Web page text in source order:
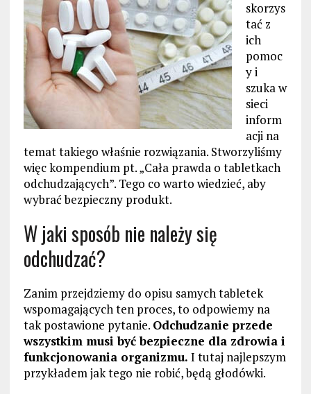
skorzys
tać z
ich
pomoc
y i
szuka w
sieci
inform
acji na
temat takiego właśnie rozwiązania. Stworzyliśmy
więc kompendium pt. „Cała prawda o tabletkach
odchudzających”. Tego co warto wiedzieć, aby
wybrać bezpieczny produkt.
W jaki sposób nie należy się
odchudzać?
Zanim przejdziemy do opisu samych tabletek
wspomagających ten proces, to odpowiemy na
tak postawione pytanie. Odchudzanie przede
wszystkim musi być bezpieczne dla zdrowia i
funkcjonowania organizmu. I tutaj najlepszym
przykładem jak tego nie robić, będą głodówki.